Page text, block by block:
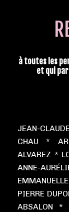
à toutes les
et qui
JEAN-
CHAU *
ALVAREZ *
ANNE-
PIERRE
ABSALON *